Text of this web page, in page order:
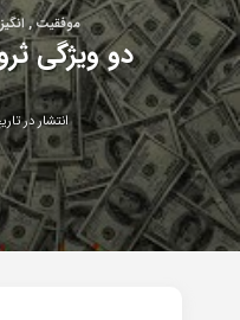
موفقیت ,
دو ویژگی
انتشار در